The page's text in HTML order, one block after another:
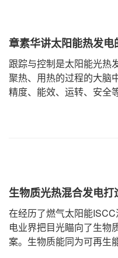
章素华讲太阳能热发
跟踪与控制是太阳能光热
聚热、用热的过程的大脑
精度、能效、运转、安全
生物质光热混合发电
在经历了燃气太阳能
电业界把目光瞄向了生物
案。生物质能同为可再生